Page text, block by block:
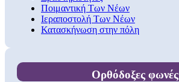
Ποιμαντική Των Νέων
Ιεραποστολή Των Νέων
Κατασκήνωση στην πόλη
Ορθόδοξες φωνές